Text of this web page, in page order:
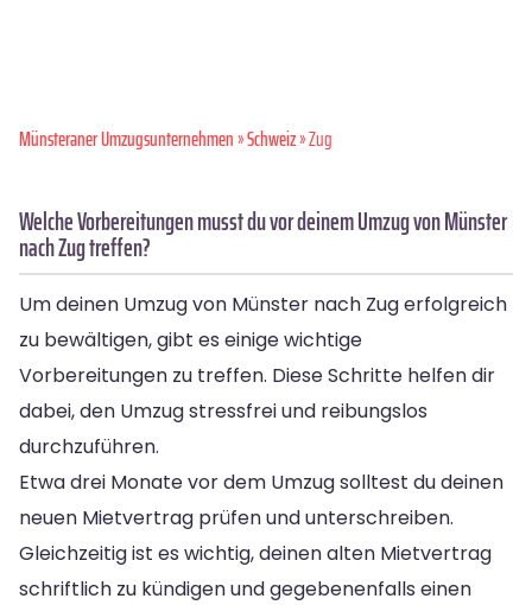
Münsteraner Umzugsunternehmen»Schweiz» Zug
Welche Vorbereitungen musst du vor deinem Umzug von Münster
nach Zug treffen?
Um deinen Umzug von Münster nach Zug erfolgreich
zu bewältigen, gibt es einige wichtige
Vorbereitungen zu treffen. Diese Schritte helfen dir
dabei, den Umzug stressfrei und reibungslos
durchzuführen.
Etwa drei Monate vor dem Umzug solltest du deinen
neuen Mietvertrag prüfen und unterschreiben.
Gleichzeitig ist es wichtig, deinen alten Mietvertrag
schriftlich zu kündigen und gegebenenfalls einen